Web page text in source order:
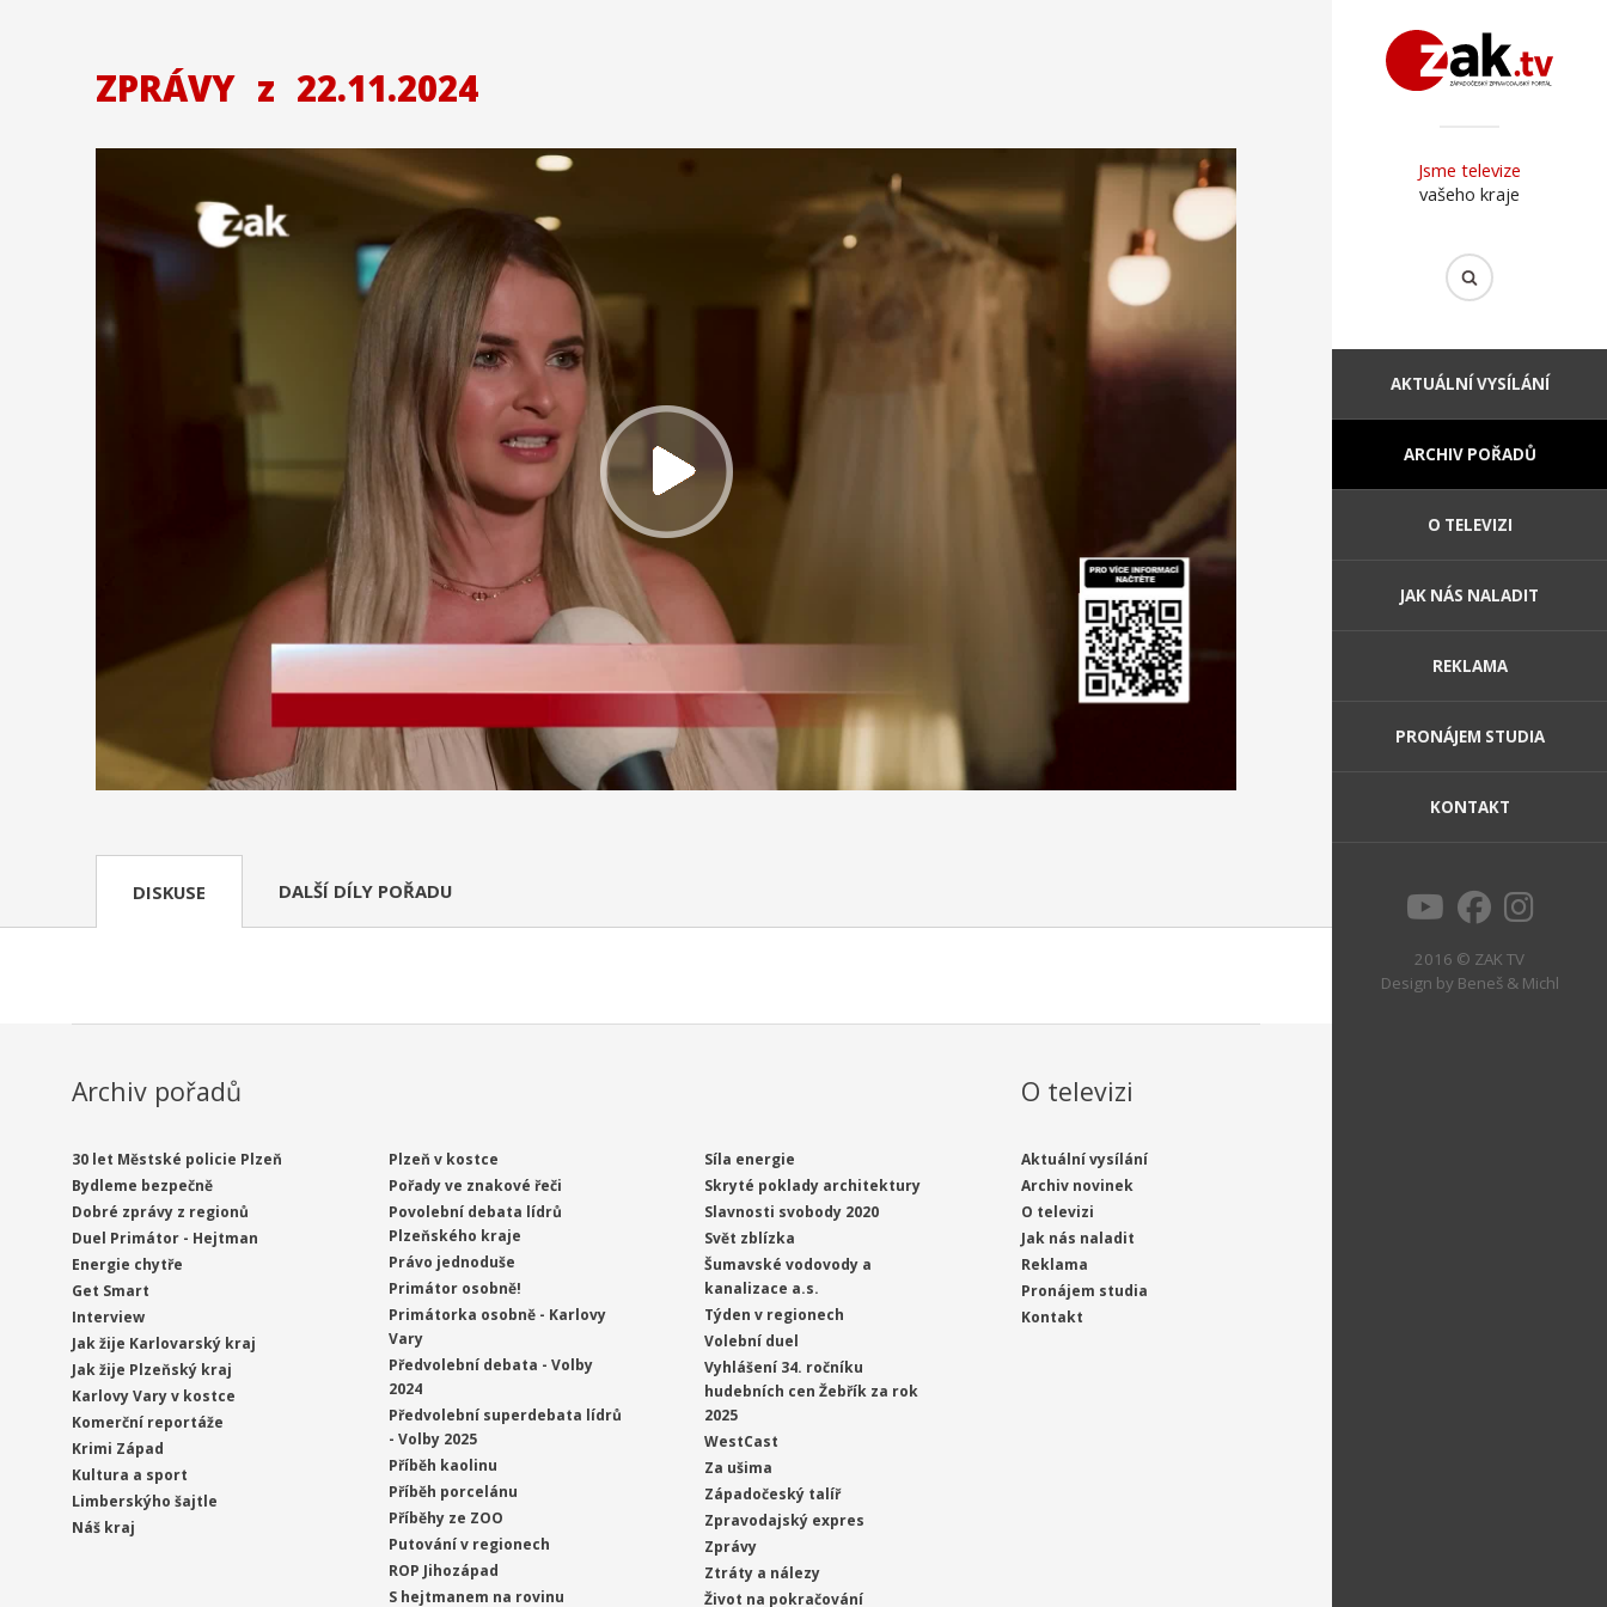
Jsme televize
vašeho kraje
AKTUÁLNÍ VYSÍLÁNÍ
ARCHIV POŘADŮ
O TELEVIZI
JAK NÁS NALADIT
REKLAMA
PRONÁJEM STUDIA
KONTAKT
2016 © ZAK TV
Design by Beneš & Michl
ZPRÁVY z 22.11.2024
DISKUSE DALŠÍ DÍLY POŘADU
Archiv pořadů
30 let Městské policie Plzeň
Bydleme bezpečně
Dobré zprávy z regionů
Duel Primátor - Hejtman
Energie chytře
Get Smart
Interview
Jak žije Karlovarský kraj
Jak žije Plzeňský kraj
Karlovy Vary v kostce
Komerční reportáže
Krimi Západ
Kultura a sport
Limberskýho šajtle
Náš kraj
Plzeň v kostce
Pořady ve znakové řeči
Povolební debata lídrů
Plzeňského kraje
Právo jednoduše
Primátor osobně!
Primátorka osobně - Karlovy
Vary
Předvolební debata - Volby
2024
Předvolební superdebata lídrů
- Volby 2025
Příběh kaolinu
Příběh porcelánu
Příběhy ze ZOO
Putování v regionech
ROP Jihozápad
S hejtmanem na rovinu
Síla energie
Skryté poklady architektury
Slavnosti svobody 2020
Svět zblízka
Šumavské vodovody a
kanalizace a.s.
Týden v regionech
Volební duel
Vyhlášení 34. ročníku
hudebních cen Žebřík za rok
2025
WestCast
Za ušima
Západočeský talíř
Zpravodajský expres
Zprávy
Ztráty a nálezy
Život na pokračování
O televizi
Aktuální vysílání
Archiv novinek
O televizi
Jak nás naladit
Reklama
Pronájem studia
Kontakt